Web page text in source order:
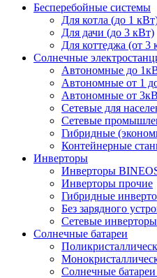
Бесперебойные системы
Для котла (до 1
Для дачи (до 3 кВт)
Для коттеджа (от 3
Солнечные
Автономные до
Автономные от 1
Автономные от
Сетевые для
Сетевые
Гибридные
Контейнерные
Инверторы
Инверторы
Инверторы прочие
Гибридные
Без зарядного
Сетевые инверторы
Солнечные батареи
Солнечные